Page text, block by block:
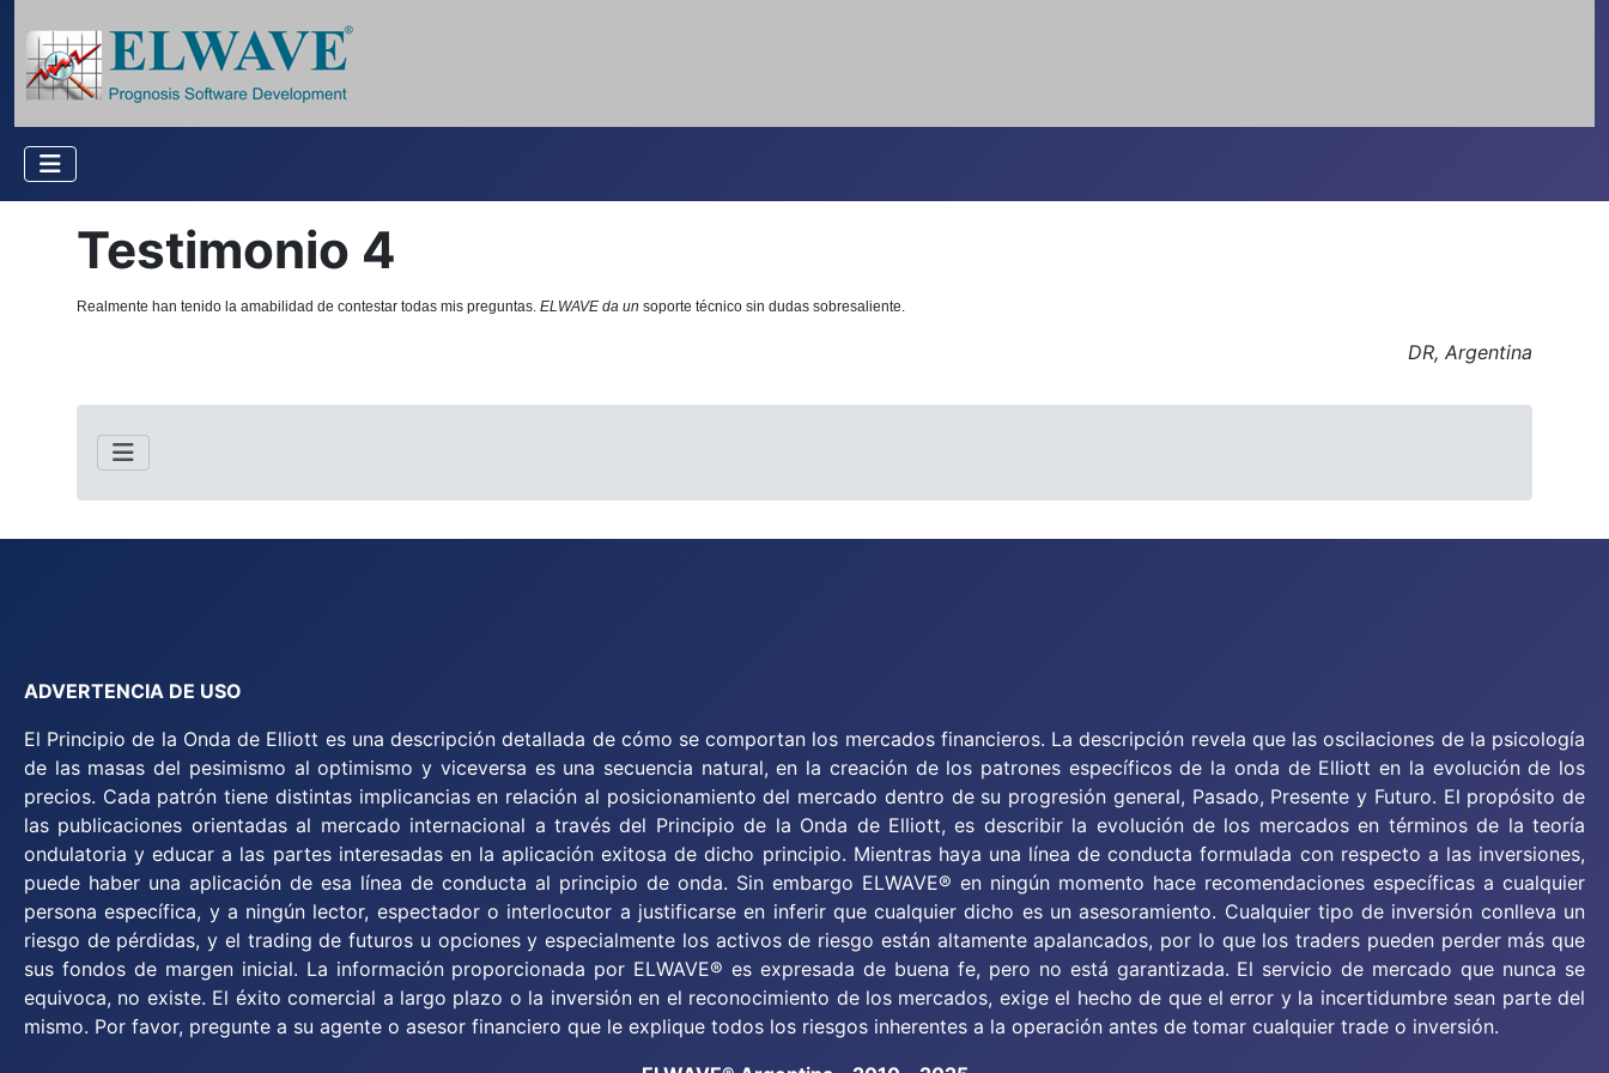
Testimonio 4
Realmente han tenido la amabilidad de contestar todas mis preguntas. ELWAVE da un soporte técnico sin dudas sobresaliente.
DR, Argentina
ADVERTENCIA DE USO
El Principio de la Onda de Elliott es una descripción detallada de cómo se comportan los mercados financieros. La descripción revela que las oscilaciones de la psicología
de las masas del pesimismo al optimismo y viceversa es una secuencia natural, en la creación de los patrones específicos de la onda de Elliott en la evolución de los
precios. Cada patrón tiene distintas implicancias en relación al posicionamiento del mercado dentro de su progresión general, Pasado, Presente y Futuro. El propósito de
las publicaciones orientadas al mercado internacional a través del Principio de la Onda de Elliott, es describir la evolución de los mercados en términos de la teoría
ondulatoria y educar a las partes interesadas en la aplicación exitosa de dicho principio. Mientras haya una línea de conducta formulada con respecto a las inversiones,
puede haber una aplicación de esa línea de conducta al principio de onda. Sin embargo ELWAVE® en ningún momento hace recomendaciones específicas a cualquier
persona específica, y a ningún lector, espectador o interlocutor a justificarse en inferir que cualquier dicho es un asesoramiento. Cualquier tipo de inversión conlleva un
riesgo de pérdidas, y el trading de futuros u opciones y especialmente los activos de riesgo están altamente apalancados, por lo que los traders pueden perder más que
sus fondos de margen inicial. La información proporcionada por ELWAVE® es expresada de buena fe, pero no está garantizada. El servicio de mercado que nunca se
equivoca, no existe. El éxito comercial a largo plazo o la inversión en el reconocimiento de los mercados, exige el hecho de que el error y la incertidumbre sean parte del
mismo. Por favor, pregunte a su agente o asesor financiero que le explique todos los riesgos inherentes a la operación antes de tomar cualquier trade o inversión.